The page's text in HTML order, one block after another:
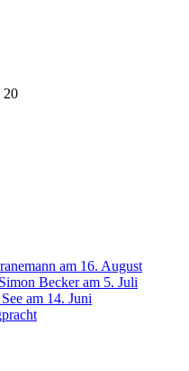
20
am 16. August
Becker am 5. Juli
am 14. Juni